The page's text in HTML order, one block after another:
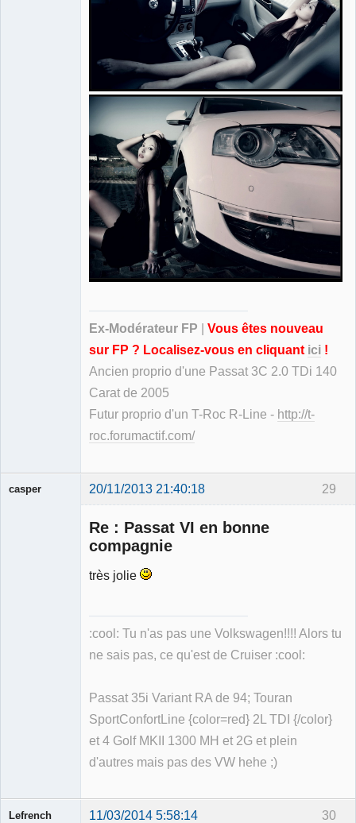
Ex-Modérateur FP
Vous êtes nouveau
sur FP ? Localisez-vous en cliquant ici !
Ancien proprio d'une Passat 3C 2.0 TDi 140
Carat de 2005
Futur proprio d'un T-Roc R-Line - http://t-
roc.forumactif.com/
29
casper 20/11/2013 21:40:18
Re : Passat VI en bonne
compagnie
très jolie
:cool: Tu n'as pas une Volkswagen!!!! Alors tu
ne sais pas, ce qu'est de Cruiser :cool:
Passat 35i Variant RA de 94; Touran
SportConfortLine {color=red} 2L TDI {/color}
et 4 Golf MKII 1300 MH et 2G et plein
d'autres mais pas des VW hehe ;)
30
Lefrench 11/03/2014 5:58:14